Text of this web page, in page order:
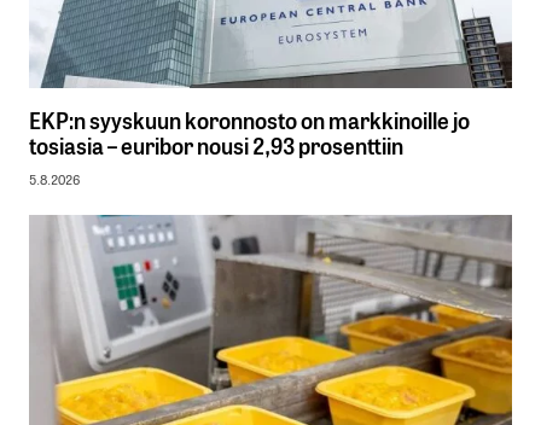
EKP:n syyskuun koronnosto on markkinoille jo
tosiasia – euribor nousi 2,93 prosenttiin
5.8.2026